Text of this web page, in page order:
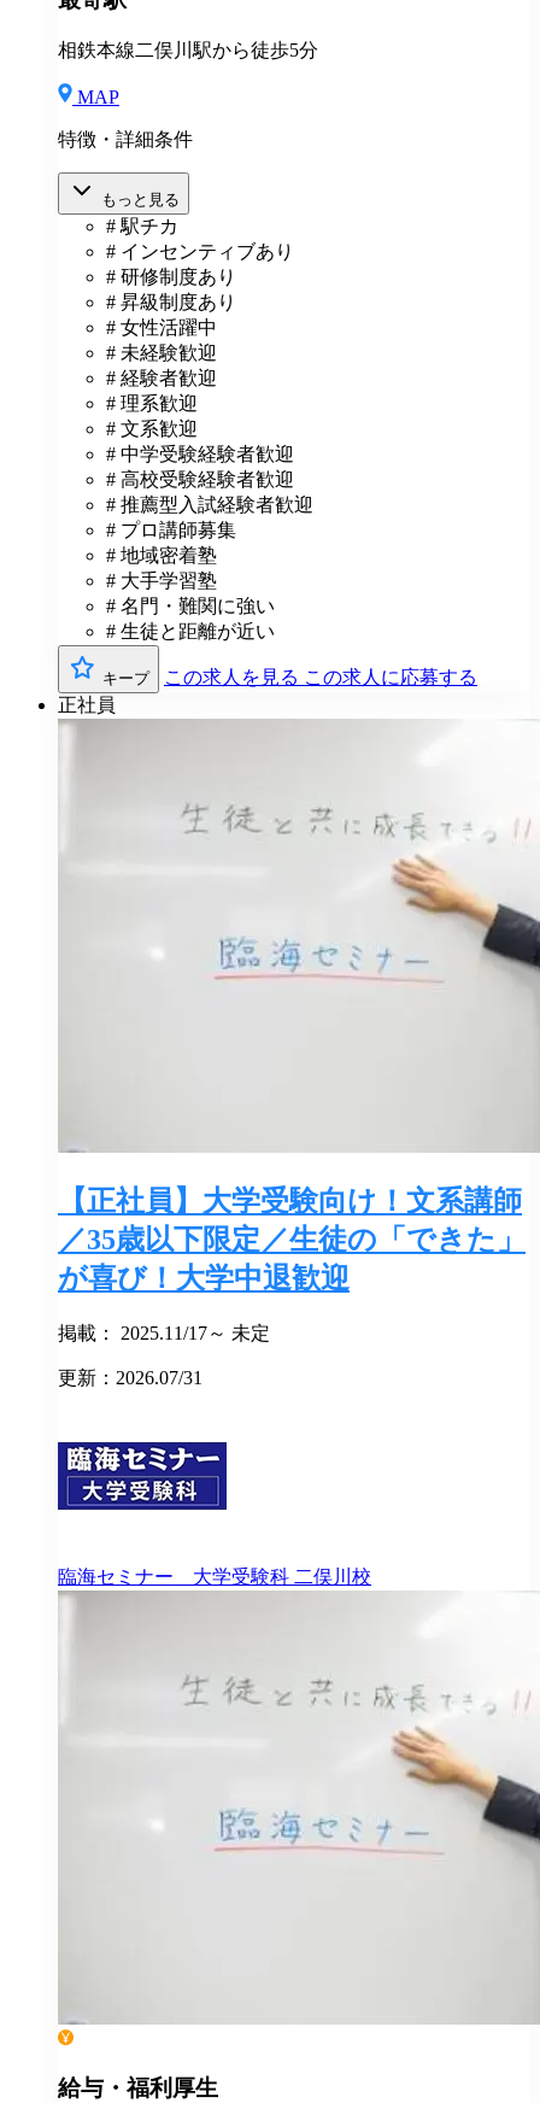
相鉄本線二俣川駅から徒歩5分
MAP
特徴・詳細条件
もっと見る
# 駅チカ
# インセンティブあり
# 研修制度あり
# 昇級制度あり
# 女性活躍中
# 未経験歓迎
# 経験者歓迎
# 理系歓迎
# 文系歓迎
# 中学受験経験者歓迎
# 高校受験経験者歓迎
# 推薦型入試経験者歓迎
# プロ講師募集
# 地域密着塾
# 大手学習塾
# 名門・難関に強い
# 生徒と距離が近い
キープ この求人を見る この求人に応募する
正社員
【正社員】大学受験向け！文系講師
／35歳以下限定／生徒の「できた」
が喜び！大学中退歓迎
掲載： 2025.11/17～ 未定
更新：2026.07/31
臨海セミナー 大学受験科 二俣川校
給与・福利厚生